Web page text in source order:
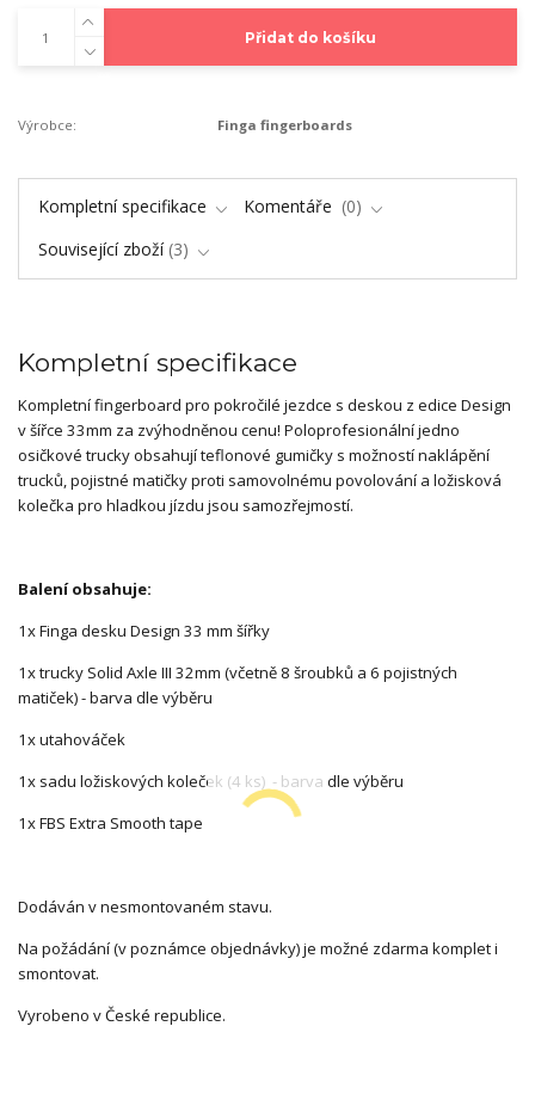
Přidat do košíku
Výrobce: Finga fingerboards
Kompletní specifikace Komentáře
0
Související zboží 3
Kompletní specifikace
Kompletní fingerboard pro pokročilé jezdce s deskou z edice Design
v šířce 33mm za zvýhodněnou cenu! Poloprofesionální jedno
osičkové trucky obsahují teflonové gumičky s možností naklápění
trucků, pojistné matičky proti samovolnému povolování a ložisková
kolečka pro hladkou jízdu jsou samozřejmostí.
Balení obsahuje:
1x Finga desku Design 33 mm šířky
1x trucky Solid Axle III 32mm (včetně 8 šroubků a 6 pojistných
matiček) - barva dle výběru
1x utahováček
1x sadu ložiskových koleček (4 ks) - barva dle výběru
1x FBS Extra Smooth tape
Dodáván v nesmontovaném stavu.
Na požádání (v poznámce objednávky) je možné zdarma komplet i
smontovat.
Vyrobeno v České republice.